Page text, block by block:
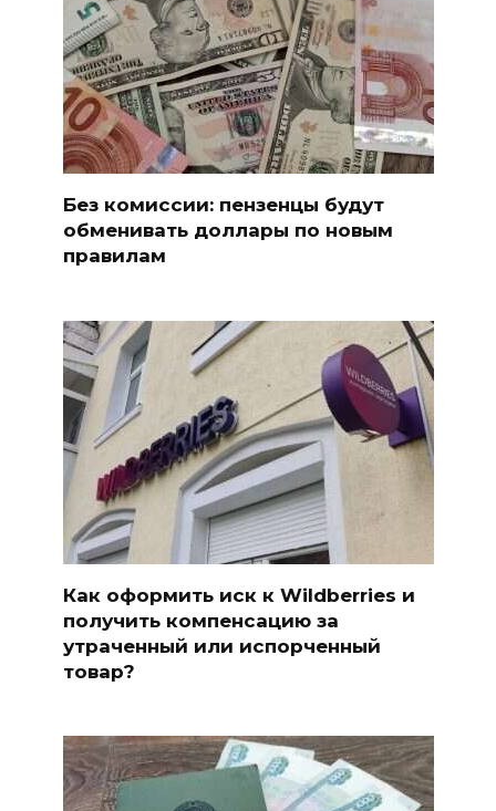
Без комиссии: пензенцы будут
обменивать доллары по новым
правилам
Как оформить иск к Wildberries и
получить компенсацию за
утраченный или испорченный
товар?